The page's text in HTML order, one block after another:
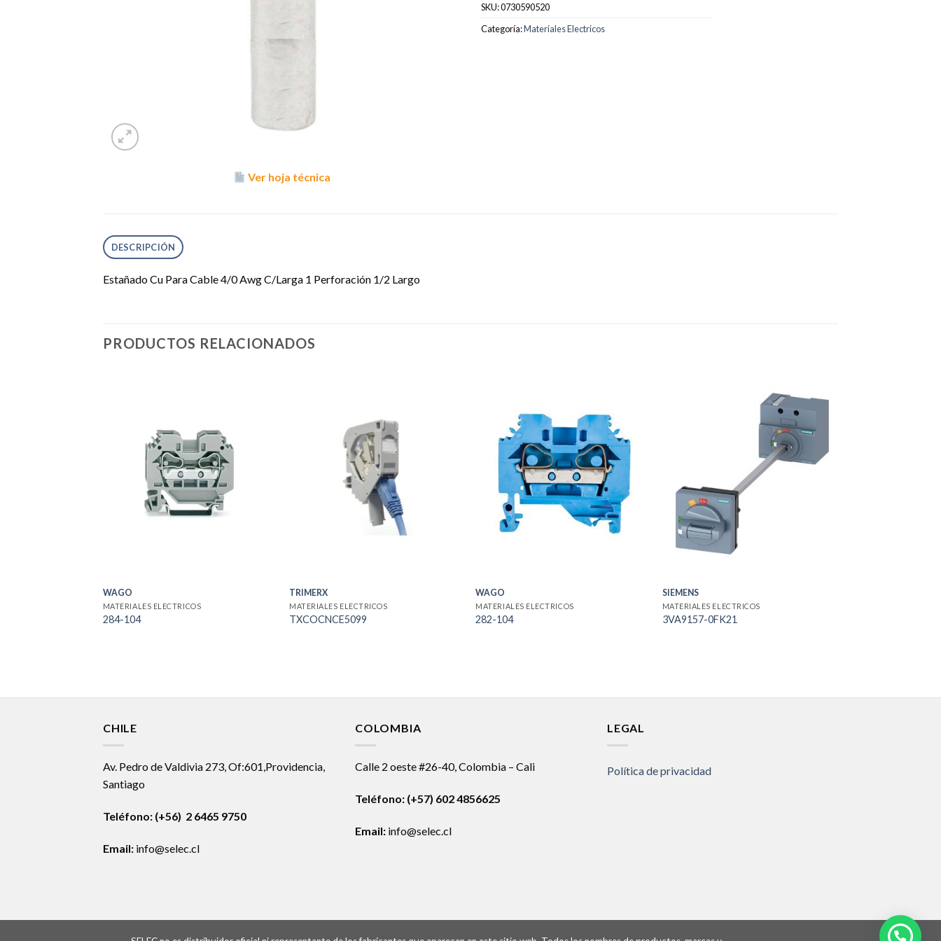
Ver hoja técnica
SKU:0730590520
Categoría:Materiales Electricos
DESCRIPCIÓN
Estañado Cu Para Cable 4/0 Awg C/Larga 1 Perforación 1/2 Largo
PRODUCTOS RELACIONADOS
WAGO
MATERIALES ELECTRICOS
284-104
TRIMERX
MATERIALES ELECTRICOS
TXCOCNCE5099
WAGO
MATERIALES ELECTRICOS
282-104
SIEMENS
MATERIALES ELECTRICOS
3VA9157-0FK21
CHILE
Av. Pedro de Valdivia 273, Of:601,Providencia,
Santiago
Teléfono: (+56) 2 6465 9750
Email: info@selec.cl
COLOMBIA
Calle 2 oeste #26-40, Colombia – Cali
Teléfono: (+57) 602 4856625
Email: info@selec.cl
LEGAL
Política de privacidad